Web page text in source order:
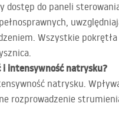
do paneli
Wszystkie
i intensywność natrysku?
natrysku.
rozprowadzenie